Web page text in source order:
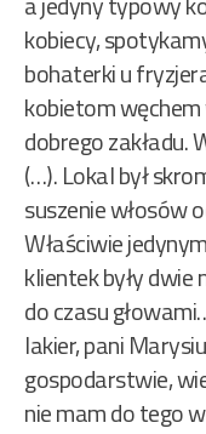
kobiecy,
bohaterki u
kobietom
dobrego zakładu.
(…). Lokal był
suszenie włosów
Właściwie
klientek były dwie
do czasu
lakier, pani
gospodarstwie,
nie mam do tego